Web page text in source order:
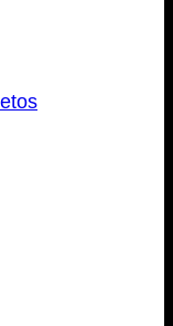
Mexicano